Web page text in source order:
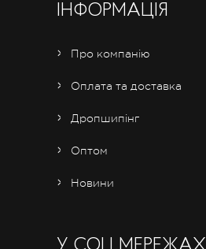
ІНФОРМАЦІЯ
Про компанію
Оплата та доставка
Дропшипінг
Оптом
Новини